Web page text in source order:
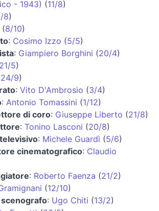
- 1943) (11/8)
8)
(8/10)
: Cosimo Izzo (5/5)
: Giampiero Borghini (20/4)
21/5)
24/9)
: Vito D'Ambrosio (3/4)
: Antonio Tomassini (1/12)
di coro: Giuseppe Liberto (21/8)
: Tonino Lasconi (20/8)
: Michele Guardì (5/6)
cinematografico: Claudio
: Roberto Faenza (21/2)
(12/10)
: Ugo Chiti (13/2)